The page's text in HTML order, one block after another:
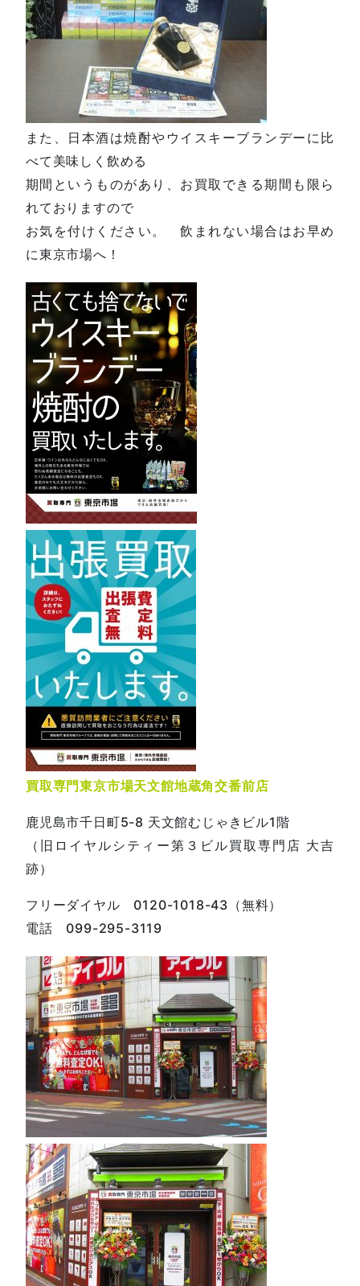
また、日本酒は焼酎やウイスキーブランデーに比
べて美味しく飲める
期間というものがあり、お買取できる期間も限ら
れておりますので
お気を付けください。 飲まれない場合はお早め
に東京市場へ！
買取専門東京市場天文館地蔵角交番前店
鹿児島市千日町5-8 天文館むじゃきビル1階
（旧ロイヤルシティー第３ビル買取専門店 大吉
跡）
フリーダイヤル 0120-1018-43（無料）
電話 099-295-3119